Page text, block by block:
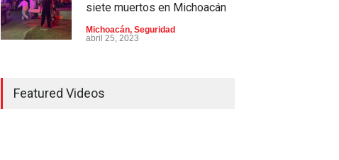
siete muertos en Michoacán
Michoacán, Seguridad
abril 25, 2023
Featured Videos